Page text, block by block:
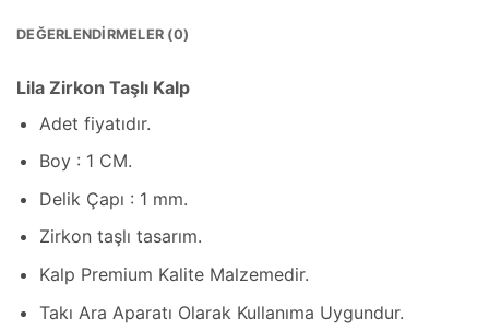
DEĞERLENDIRMELER (0)
Lila Zirkon Taşlı Kalp
Adet fiyatıdır.
Boy : 1 CM.
Delik Çapı : 1 mm.
Zirkon taşlı tasarım.
Kalp Premium Kalite Malzemedir.
Takı Ara Aparatı Olarak Kullanıma Uygundur.